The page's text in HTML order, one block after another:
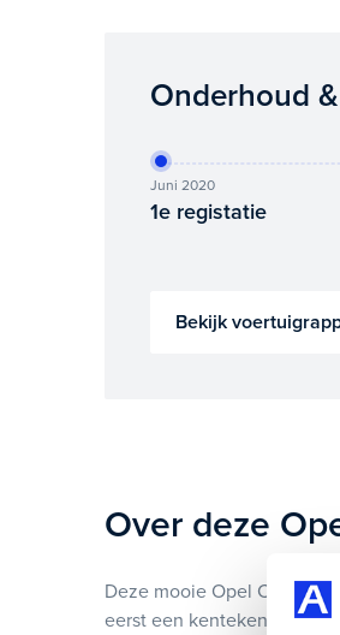
Onderhoud
Juni 2020
1e registatie
Bekijk
Over deze
Deze mooie Opel
eerst een